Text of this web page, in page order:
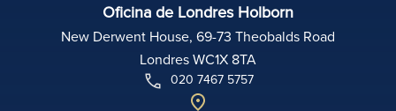
Oficina de Londres Holborn
New Derwent House, 69-73 Theobalds Road
Londres WC1X 8TA
020 7467 5757